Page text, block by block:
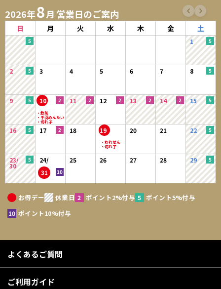
2026年8月 営業日のご案内
日 月 火 水 木 金 土
1
2 3 4 5 6 7 8
9 10 11 12 13 14 15
16 17 18 19 20 21 22
23/
30
24/
31
25 26 27 28 29
お得デー 休業日 ポイント2%付与
ポイント5%付与
ポイント10%付与
よくあるご質問
ご利用ガイド